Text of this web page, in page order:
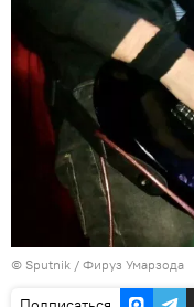
© Sputnik / Фируз Умарзода